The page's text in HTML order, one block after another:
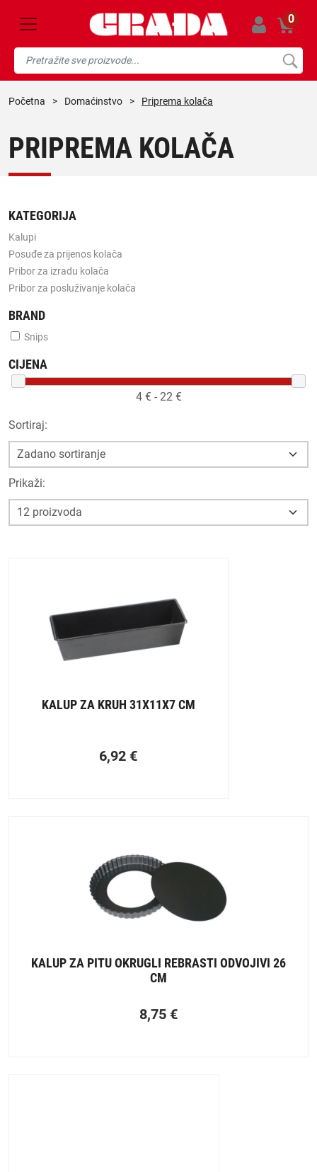
0
početna > domaćinstvo > Priprema kolača
PRIPREMA KOLAČA
KATEGORIJA
Kalupi
Posuđe za prijenos kolača
Pribor za izradu kolača
Pribor za posluživanje kolača
BRAND
Snips
CIJENA
4€ - 22€
Sortiraj:
Prikaži:
KALUP ZA KRUH 31X11X7 CM
6,92 €
KALUP ZA PITU OKRUGLI REBRASTI ODVOJIVI 26
CM
8,75 €